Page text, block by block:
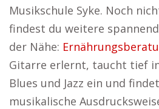
Musikschule Syke. Noch
findest du weitere
der Nähe:
Gitarre erlernt, taucht tief
Blues und Jazz ein und
musikalische